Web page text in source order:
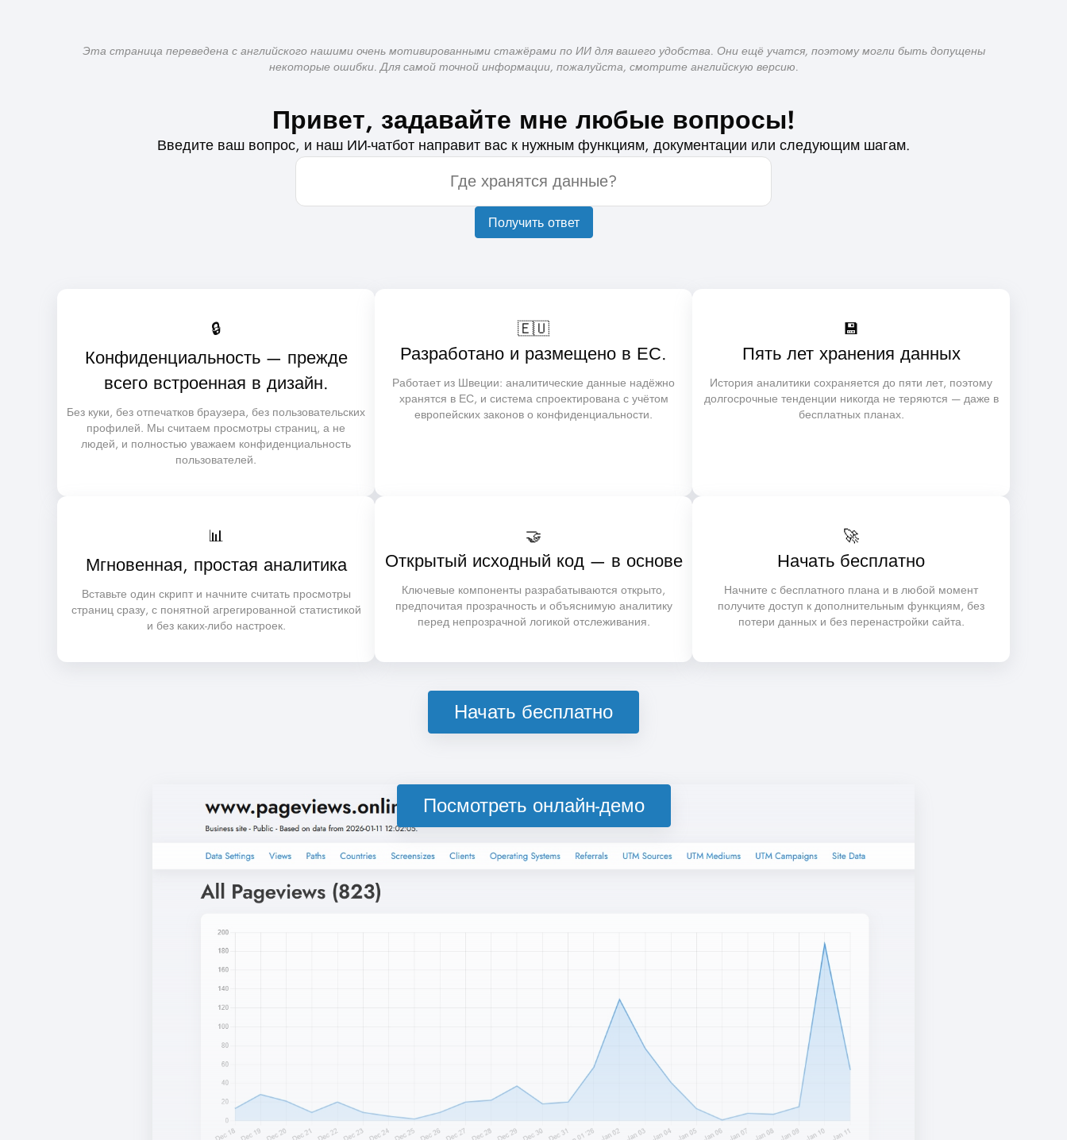
Эта страница переведена с английского нашими очень мотивированными стажёрами по ИИ для вашего удобства. Они ещё учатся, поэтому могли быть допущены
некоторые ошибки. Для самой точной информации, пожалуйста, смотрите английскую версию.
Привет, задавайте мне любые вопросы!
Введите ваш вопрос, и наш ИИ-чатбот направит вас к нужным функциям, документации или следующим шагам.
Получить ответ
🔒
Конфиденциальность — прежде
всего встроенная в дизайн.
Без куки, без отпечатков браузера, без пользовательских
профилей. Мы считаем просмотры страниц, а не
людей, и полностью уважаем конфиденциальность
пользователей.
🇪🇺️
Разработано и размещено в ЕС.
Работает из Швеции: аналитические данные надёжно
хранятся в ЕС, и система спроектирована с учётом
европейских законов о конфиденциальности.
💾
Пять лет хранения данных
История аналитики сохраняется до пяти лет, поэтому
долгосрочные тенденции никогда не теряются — даже в
бесплатных планах.
📊
Мгновенная, простая аналитика
Вставьте один скрипт и начните считать просмотры
страниц сразу, с понятной агрегированной статистикой
и без каких-либо настроек.
🤝
Открытый исходный код — в основе
Ключевые компоненты разрабатываются открыто,
предпочитая прозрачность и объяснимую аналитику
перед непрозрачной логикой отслеживания.
🚀
Начать бесплатно
Начните с бесплатного плана и в любой момент
получите доступ к дополнительным функциям, без
потери данных и без перенастройки сайта.
Начать бесплатно
Посмотреть онлайн-демо